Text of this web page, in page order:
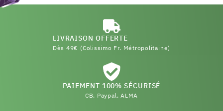
LIVRAISON OFFERTE
Dès 49€ (Colissimo Fr. Métropolitaine)
PAIEMENT 100% SÉCURISÉ
CB, Paypal, ALMA